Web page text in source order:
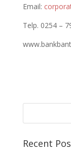
Email:
Telp. 0254 –
Recent